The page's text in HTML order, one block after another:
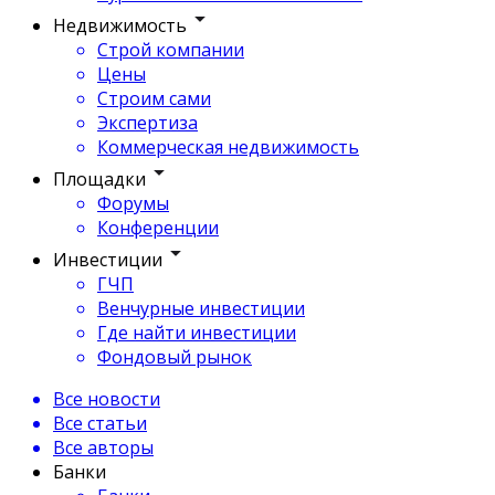
Недвижимость
Строй компании
Цены
Строим сами
Экспертиза
Коммерческая недвижимость
Площадки
Форумы
Конференции
Инвестиции
ГЧП
Венчурные инвестиции
Где найти инвестиции
Фондовый рынок
Все новости
Все статьи
Все авторы
Банки